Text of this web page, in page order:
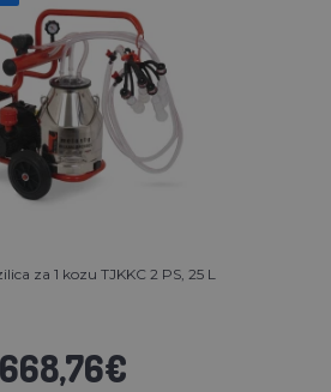
za 1 kozu TJKKC 2 PS, 25 L
668,76€